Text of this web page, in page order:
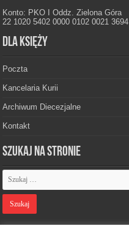
Konto: PKO I Oddz. Zielona Góra
22 1020 5402 0000 0102 0021 3694
Dla księży
Poczta
Kancelaria Kurii
Archiwum Diecezjalne
Kontakt
Szukaj na stronie